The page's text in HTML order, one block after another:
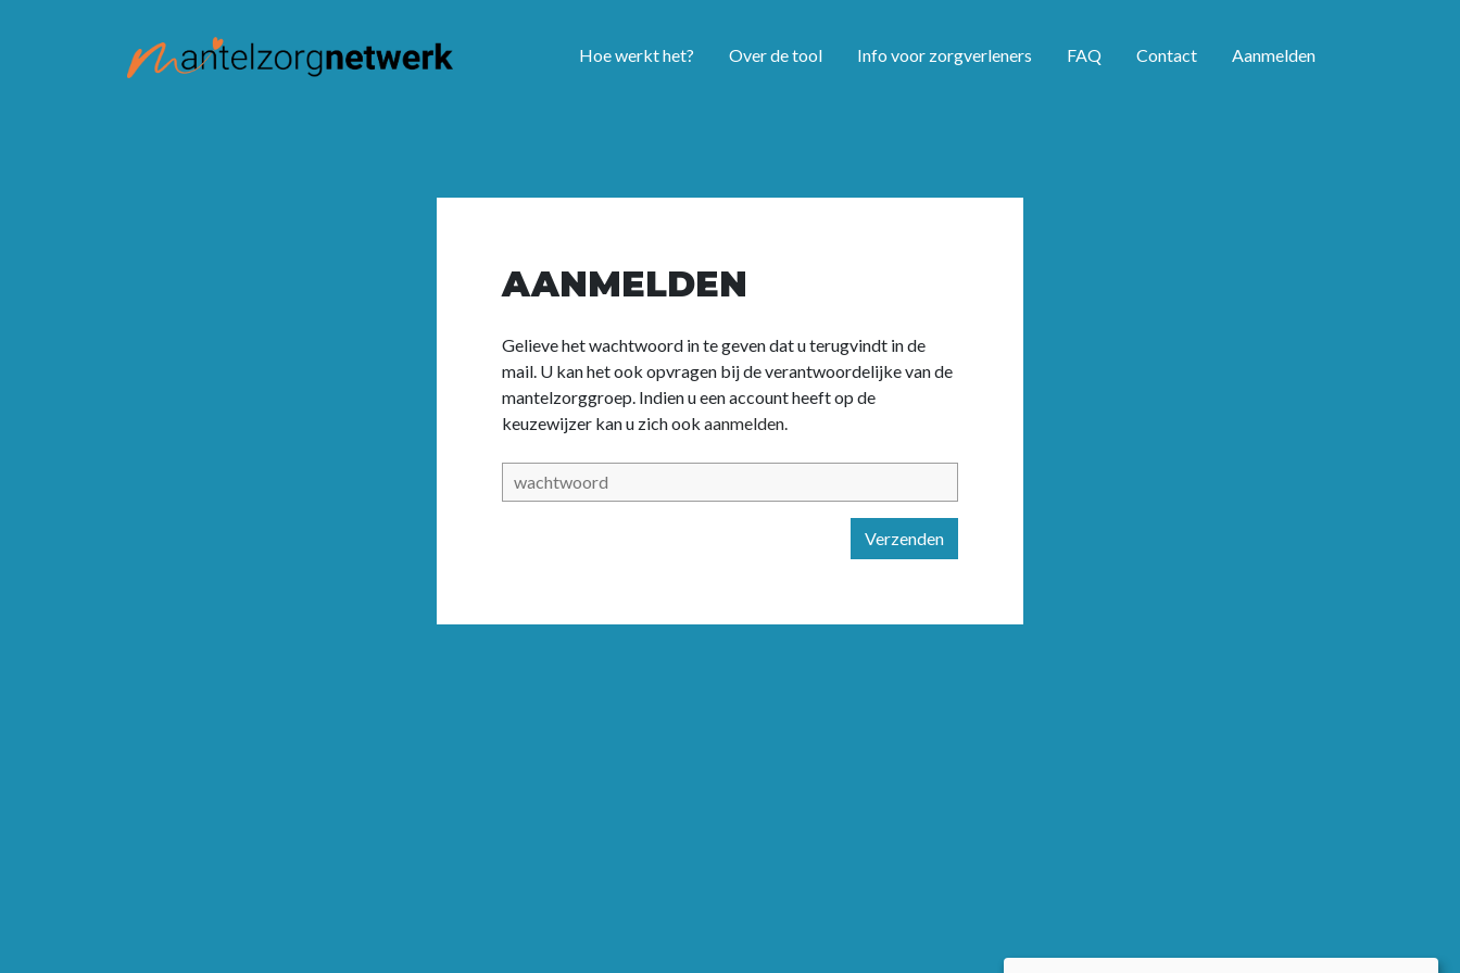
Hoe werkt het? Over de tool Info voor zorgverleners FAQ Contact Aanmelden
AANMELDEN
Gelieve het wachtwoord in te geven dat u terugvindt in de
mail. U kan het ook opvragen bij de verantwoordelijke van de
mantelzorggroep. Indien u een account heeft op de
keuzewijzer kan u zich ook aanmelden.
Verzenden